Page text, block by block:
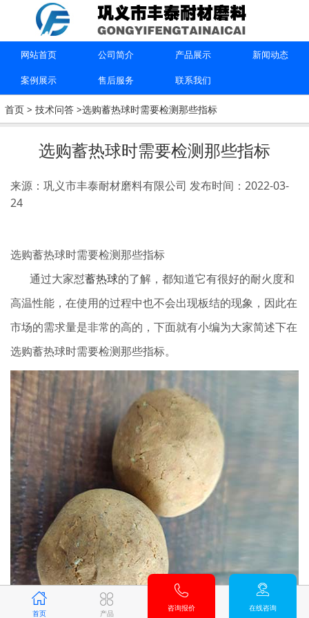
首页 产品
咨询报价 在线咨询
网站首页 公司简介 产品展示 新闻动态
案例展示 售后服务 联系我们
首页> 技术问答>选购蓄热球时需要检测那些指标
选购蓄热球时需要检测那些指标
来源：巩义市丰泰耐材磨料有限公司 发布时间：2022-03-
24
选购蓄热球时需要检测那些指标
通过大家怼蓄热球的了解，都知道它有很好的耐火度和
高温性能，在使用的过程中也不会出现板结的现象，因此在
市场的需求量是非常的高的，下面就有小编为大家简述下在
选购蓄热球时需要检测那些指标。
上一篇：简述耐火球都有哪些特点
下一篇： 分子筛的主要成分是什么
联系我们
15670615091
巩义市丰泰耐材磨料有限公司